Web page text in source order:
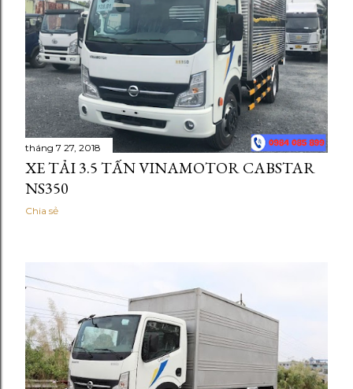
theo kiểu đột biến. Thay vào đó, giá bán được điều chỉnh
linh hoạt theo từng dòng xe, cấu hình thùng và chính
sách từng đại lý . Các yếu tố ảnh hưởng trực tiếp đến giá
gồm: - Chi phí linh kiện nhập khẩu và lắp ráp trong nước
- Nhu cầu vận tải nội đô và liên tỉnh tăng trở...
tháng 7 27, 2018
XE TẢI 3.5 TẤN VINAMOTOR CABSTAR
NS350
Chia sẻ